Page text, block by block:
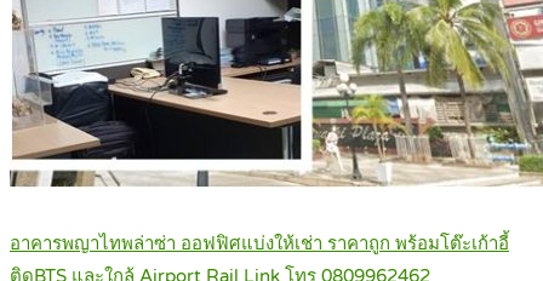
อาคารพญาไทพล่าซ่า ออฟฟิศแบ่งให้เช่า ราคาถูก พร้อมโต๊ะเก้าอี้
ติดBTS และใกล้ Airport Rail Link โทร 0809962462